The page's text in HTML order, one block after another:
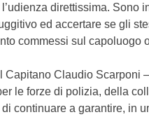
direttissima. Sono
ed accertare se gli
commessi sul capoluogo
Capitano Claudio Scarponi
le forze di polizia, della
continuare a garantire, in